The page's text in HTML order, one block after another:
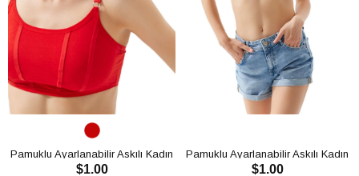
Pamuklu Ayarlanabilir Askılı Kadın
Bralet Büstiyer CH1019
$1.00
Pamuklu Ayarlanabilir Askılı Kadın
Bralet Büstiyer CH1019
$1.00